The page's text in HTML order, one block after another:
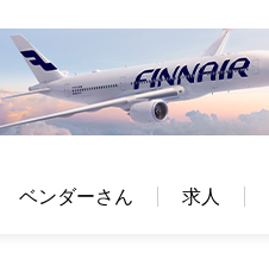
ベンダーさん 求人